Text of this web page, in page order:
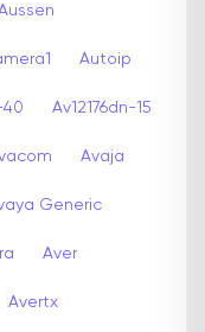
Autoip
40 Av12176dn-15
Avaja
Generic
Aver
Avertx